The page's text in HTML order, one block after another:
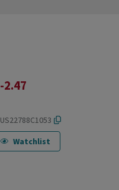
-2.47
US22788C1053
Watchlist